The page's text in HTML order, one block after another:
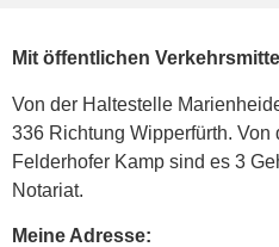
Mit öffentlichen
Von der Haltestelle
336 Richtung Wipperfürth.
Felderhofer Kamp sind es 3
Notariat.
Meine Adresse: